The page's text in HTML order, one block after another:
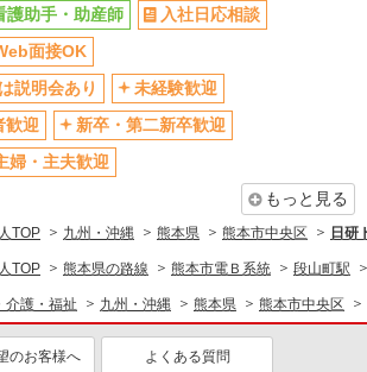
イサービスの看護師＊日払いOK！推し活の
資金も即ゲット◎
時給2300円〜2875円＜交通費全額支給(ガソリ
代含む)/日払い可/週払い可＞
水前寺駅周辺 ≪車通勤OK≫
詳細を見る
2069486
ちがあれば十分◎
時給1450円〜2062円 ＜日払い有/週払い有/交
費全支給(ガソリン代含む)＞
護助手・助産師
入社日応相談
面接OK
説明会あり
未経験歓迎
歓迎
新卒・第二新卒歓迎
婦・主夫歓迎
もっと見る
TOP 九州・沖縄 熊本県 熊本市中央区 日研
TOP 熊本県の路線 熊本市電Ｂ系統 段山町駅
介護・福祉 九州・沖縄 熊本県 熊本市中央区
のお客様へ よくある質問